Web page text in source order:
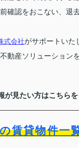
確認をおこない、退
式会社がサポートいた
動産ソリューション
が見たい方はこちら
賃貸物件一